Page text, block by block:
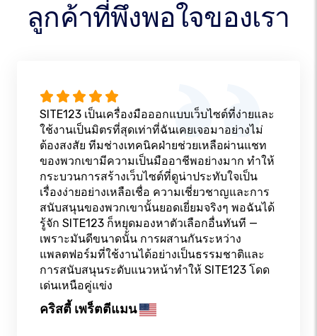
ลูกค้าที่พึงพอใจของเรา
SITE123 เป็นเครื่องมือออกแบบเว็บไซต์ที่ง่ายและ
ใช้งานเป็นมิตรที่สุดเท่าที่ฉันเคยเจอมาอย่างไม่
ต้องสงสัย ทีมช่างเทคนิคฝ่ายช่วยเหลือผ่านแชท
ของพวกเขามีความเป็นมืออาชีพอย่างมาก ทำให้
กระบวนการสร้างเว็บไซต์ที่ดูน่าประทับใจเป็น
เรื่องง่ายอย่างเหลือเชื่อ ความเชี่ยวชาญและการ
สนับสนุนของพวกเขานั้นยอดเยี่ยมจริงๆ พอฉันได้
รู้จัก SITE123 ก็หยุดมองหาตัวเลือกอื่นทันที —
เพราะมันดีขนาดนั้น การผสานกันระหว่าง
แพลตฟอร์มที่ใช้งานได้อย่างเป็นธรรมชาติและ
การสนับสนุนระดับแนวหน้าทำให้ SITE123 โดด
เด่นเหนือคู่แข่ง
คริสตี้ เพร็ตตีแมน